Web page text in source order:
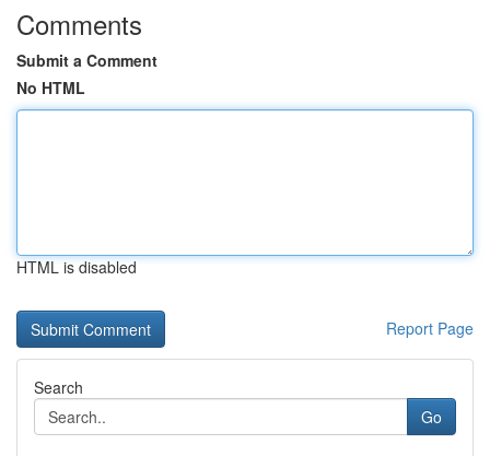
Comments
Submit a Comment
No HTML
HTML is disabled
Report Page
Search
Go